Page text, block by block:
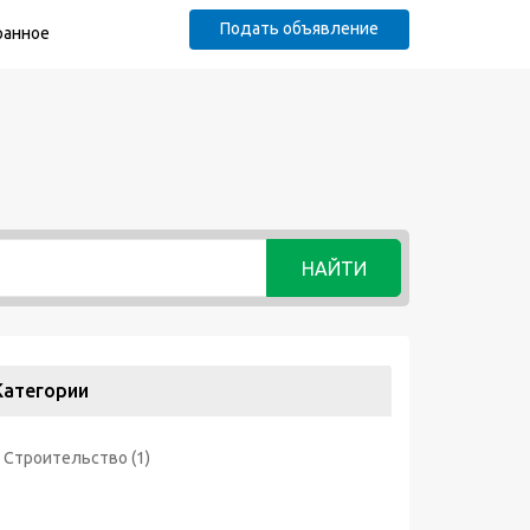
Подать объявление
НАЙТИ
Строительство (1)